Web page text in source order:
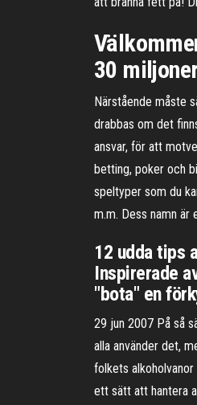
30
Närstående måste
drabbas om det
ansvar, för att
betting, poker och
speltyper som du
m.m. Dess namn är
12 udda tips
Inspirerade
"bota" en
29 jun 2007 På så
alla använder det,
folkets
ett sätt att hantera